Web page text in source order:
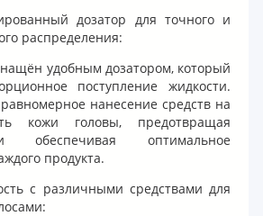
дозатор для точного и
распределения:
удобным дозатором, который
поступление жидкости.
нанесение средств на
кожи головы, предотвращая
обеспечивая оптимальное
продукта.
с различными средствами для